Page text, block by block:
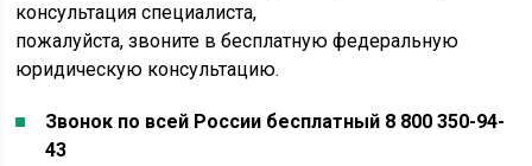
консультация специалиста,
пожалуйста, звоните в бесплатную федеральную
юридическую консультацию.
Звонок по всей России бесплатный 8 800 350-94-
43